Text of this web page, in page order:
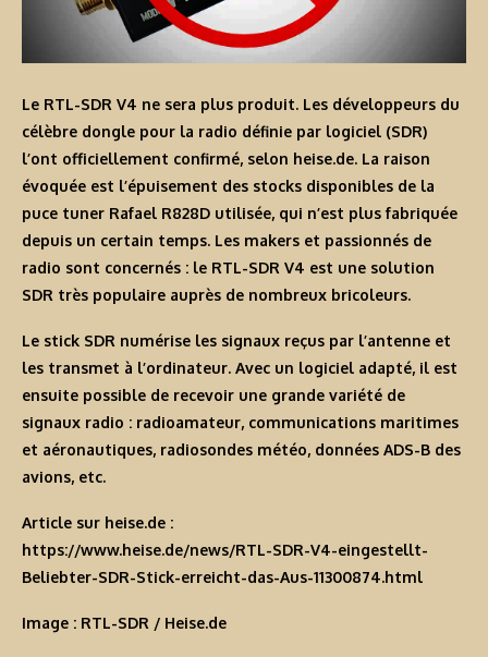
Le RTL-SDR V4 ne sera plus produit. Les développeurs du
célèbre dongle pour la radio définie par logiciel (SDR)
l’ont officiellement confirmé, selon heise.de. La raison
évoquée est l’épuisement des stocks disponibles de la
puce tuner Rafael R828D utilisée, qui n’est plus fabriquée
depuis un certain temps. Les makers et passionnés de
radio sont concernés : le RTL-SDR V4 est une solution
SDR très populaire auprès de nombreux bricoleurs.
Le stick SDR numérise les signaux reçus par l’antenne et
les transmet à l’ordinateur. Avec un logiciel adapté, il est
ensuite possible de recevoir une grande variété de
signaux radio : radioamateur, communications maritimes
et aéronautiques, radiosondes météo, données ADS-B des
avions, etc.
Article sur heise.de :
https://www.heise.de/news/RTL-SDR-V4-eingestellt-
Beliebter-SDR-Stick-erreicht-das-Aus-11300874.html
Image : RTL-SDR / Heise.de